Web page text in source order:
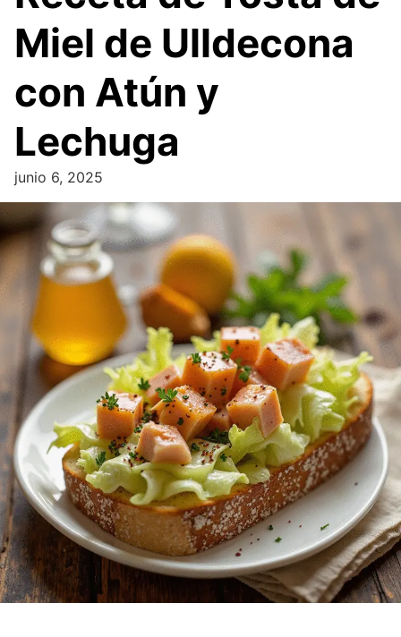
Miel de Ulldecona
con Atún y
Lechuga
junio 6, 2025